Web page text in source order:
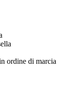
ordine di marcia